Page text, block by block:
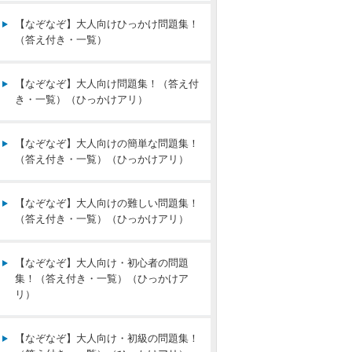
【なぞなぞ】大人向けひっかけ問題集！
（答え付き・一覧）
【なぞなぞ】大人向け問題集！（答え付
き・一覧）（ひっかけアリ）
【なぞなぞ】大人向けの簡単な問題集！
（答え付き・一覧）（ひっかけアリ）
【なぞなぞ】大人向けの難しい問題集！
（答え付き・一覧）（ひっかけアリ）
【なぞなぞ】大人向け・初心者の問題
集！（答え付き・一覧）（ひっかけア
リ）
【なぞなぞ】大人向け・初級の問題集！